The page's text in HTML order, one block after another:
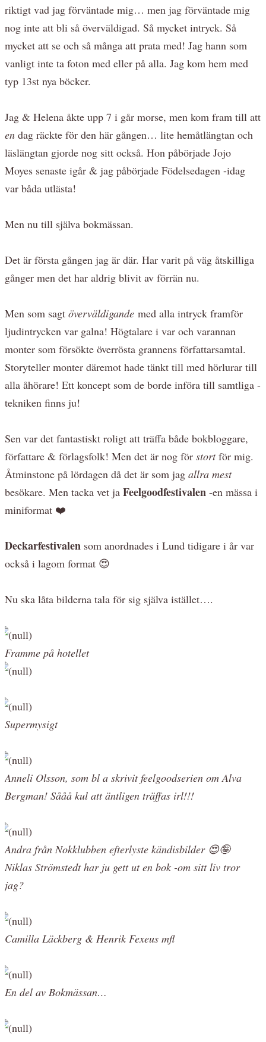
riktigt vad jag förväntade mig… men jag förväntade mig
nog inte att bli så överväldigad. Så mycket intryck. Så
mycket att se och så många att prata med! Jag hann som
vanligt inte ta foton med eller på alla. Jag kom hem med
typ 13st nya böcker.
Jag & Helena åkte upp 7 i går morse, men kom fram till att
en dag räckte för den här gången… lite hemåtlängtan och
läslängtan gjorde nog sitt också. Hon påbörjade Jojo
Moyes senaste igår & jag påbörjade Födelsedagen -idag
var båda utlästa!
Men nu till själva bokmässan.
Det är första gången jag är där. Har varit på väg åtskilliga
gånger men det har aldrig blivit av förrän nu.
Men som sagt överväldigande med alla intryck framför
ljudintrycken var galna! Högtalare i var och varannan
monter som försökte överrösta grannens författarsamtal.
Storyteller monter däremot hade tänkt till med hörlurar till
alla åhörare! Ett koncept som de borde införa till samtliga -
tekniken finns ju!
Sen var det fantastiskt roligt att träffa både bokbloggare,
författare & förlagsfolk! Men det är nog för stortför mig.
Åtminstone på lördagen då det är som jag allra mest
besökare. Men tacka vet ja Feelgoodfestivalen -en mässa i
miniformat ❤️
Deckarfestivalen som anordnades i Lund tidigare i år var
också i lagom format 😍
Nu ska låta bilderna tala för sig själva istället….
Framme på hotellet
Supermysigt
Anneli Olsson, som bl a skrivit feelgoodserien om Alva
Bergman! Sååå kul att äntligen träffas irl!!!
Andra från Nokklubben efterlyste kändisbilder 😍🤪
Niklas Strömstedt har ju gett ut en bok -om sitt liv tror
jag?
Camilla Läckberg & Henrik Fexeus mfl
En del av Bokmässan…